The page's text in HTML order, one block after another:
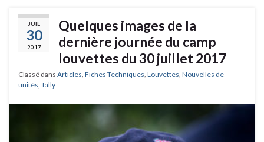
JUIL
30
2017
Quelques images de la
dernière journée du camp
louvettes du 30 juillet 2017
Classé dans Articles, Fiches Techniques, Louvettes, Nouvelles de
unités, Tally